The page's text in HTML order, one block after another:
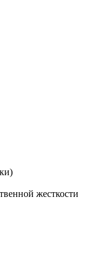
жесткости